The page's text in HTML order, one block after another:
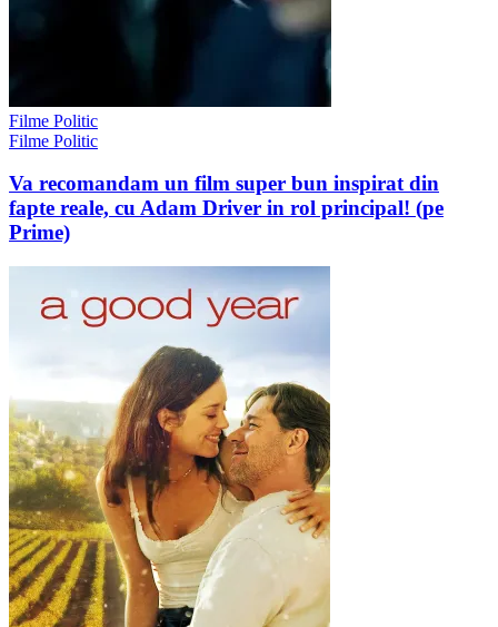
Filme Politic
Filme Politic
Va recomandam un film super bun inspirat din
fapte reale, cu Adam Driver in rol principal! (pe
Prime)